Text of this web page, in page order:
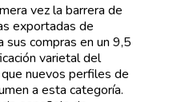
vez la barrera de
exportadas de
sus compras en un 9,5
varietal del
nuevos perfiles de
a esta categoría.